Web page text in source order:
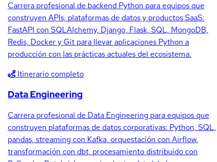
Carrera profesional de backend Python para equipos que
construyen APIs, plataformas de datos y productos SaaS:
FastAPI con SQLAlchemy, Django, Flask, SQL, MongoDB,
Redis, Docker y Git para llevar aplicaciones Python a
producción con las prácticas actuales del ecosistema.
Itinerario completo
Data Engineering
Carrera profesional de Data Engineering para equipos que
construyen plataformas de datos corporativas: Python, SQL,
pandas, streaming con Kafka, orquestación con Airflow,
transformación con dbt, procesamiento distribuido con